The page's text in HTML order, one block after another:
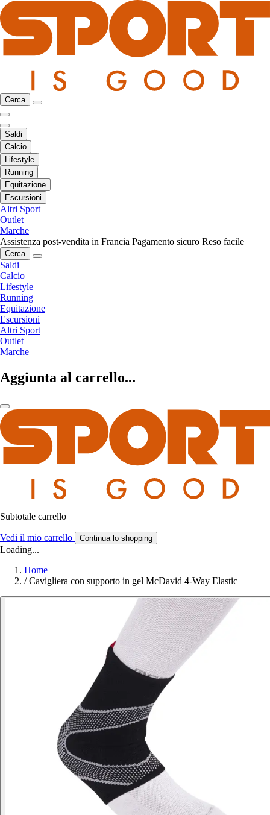
Cerca
Saldi
Calcio
Lifestyle
Running
Equitazione
Escursioni
Altri Sport
Outlet
Marche
Assistenza post-vendita in Francia Pagamento sicuro Reso facile
Cerca
Saldi
Calcio
Lifestyle
Running
Equitazione
Escursioni
Altri Sport
Outlet
Marche
Aggiunta al carrello...
Subtotale carrello
Vedi il mio carrello Continua lo shopping
Loading...
Home
/ Cavigliera con supporto in gel McDavid 4-Way Elastic